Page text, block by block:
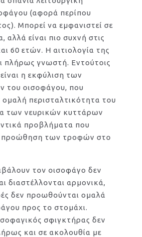
(αφορά περίπου
Μπορεί να εμφανιστεί σε
αλλά είναι πιο συχνή στις
60 ετών. Η αιτιολογία της
πλήρως γνωστή. Εντούτοις
η εκφύλιση των
του οισοφάγου, που
περισταλτικότητα του
των νευρικών κυττάρων
προβλήματα που
προώθηση των τροφών στο
τον οισοφάγο δεν
διαστέλλονται αρμονικά,
δεν προωθούνται ομαλά
προς το στομάχι.
σφιγκτήρας δεν
και σε ακολουθία με